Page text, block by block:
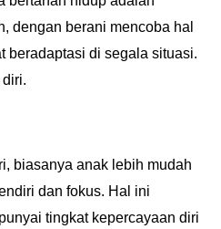
dengan berani mencoba hal
beradaptasi di segala situasi.
biasanya anak lebih mudah
dan fokus. Hal ini
tingkat kepercayaan diri